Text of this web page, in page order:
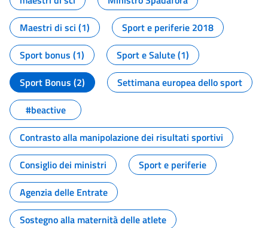
Maestri di sci (1)
Sport e periferie 2018
Sport bonus (1)
Sport e Salute (1)
Sport Bonus (2)
Settimana europea dello sport
#beactive
Contrasto alla manipolazione dei risultati sportivi
Consiglio dei ministri
Sport e periferie
Agenzia delle Entrate
Sostegno alla maternità delle atlete